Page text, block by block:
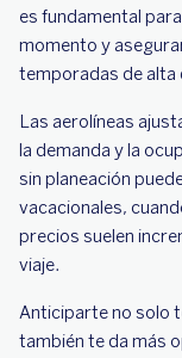
es fundamental
momento y
temporadas de alta
Las aerolíneas
la demanda y la
sin planeación
vacacionales,
precios suelen
viaje.
Anticiparte no solo
también te da más